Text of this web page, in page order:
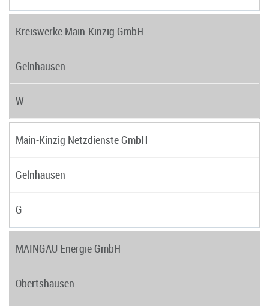
Kreiswerke Main-Kinzig GmbH
Gelnhausen
W
Main-Kinzig Netzdienste GmbH
Gelnhausen
G
MAINGAU Energie GmbH
Obertshausen